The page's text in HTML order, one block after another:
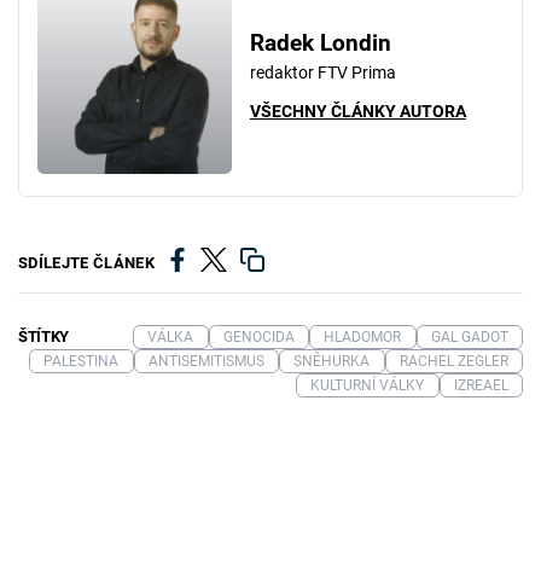
Radek Londin
redaktor FTV Prima
VŠECHNY ČLÁNKY AUTORA
SDÍLEJTE ČLÁNEK
ŠTÍTKY VÁLKA GENOCIDA HLADOMOR
GAL GADOT
PALESTINA
ANTISEMITISMUS SNĚHURKA
RACHEL ZEGLER
KULTURNÍ VÁLKY
IZREAEL